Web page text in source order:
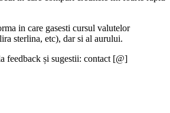
in care gasesti cursul valutelor
sterlina, etc), dar si al aurului.
feedback și sugestii: contact [@]